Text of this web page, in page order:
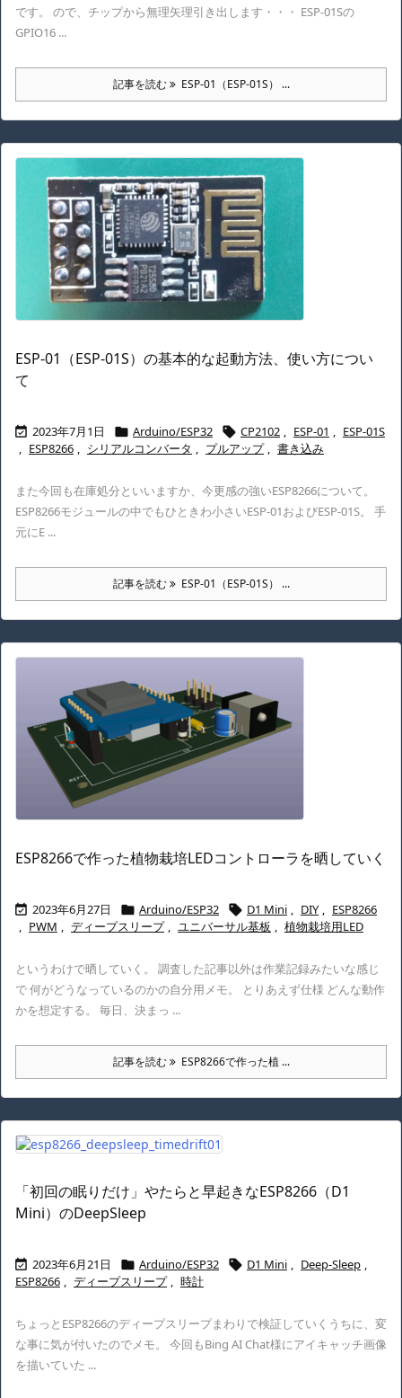
です。 ので、チップから無理矢理引き出します・・・ ESP-01Sの
GPIO16 ...
記事を読む ESP-01（ESP-01S） ...
ESP-01（ESP-01S）の基本的な起動方法、使い方につい
て
 2023年7月1日  Arduino/ESP32  CP2102 , ESP-01 , ESP-01S
, ESP8266 , シリアルコンバータ , プルアップ , 書き込み
また今回も在庫処分といいますか、今更感の強いESP8266について。
ESP8266モジュールの中でもひときわ小さいESP-01およびESP-01S。 手
元にE ...
記事を読む ESP-01（ESP-01S） ...
ESP8266で作った植物栽培LEDコントローラを晒していく
 2023年6月27日  Arduino/ESP32  D1 Mini , DIY , ESP8266
, PWM , ディープスリープ , ユニバーサル基板 , 植物栽培用LED
というわけで晒していく。 調査した記事以外は作業記録みたいな感じ
で 何がどうなっているのかの自分用メモ。 とりあえず仕様 どんな動作
かを想定する。 毎日、決まっ ...
記事を読む ESP8266で作った植 ...
「初回の眠りだけ」やたらと早起きなESP8266（D1
Mini）のDeepSleep
 2023年6月21日  Arduino/ESP32  D1 Mini , Deep-Sleep ,
ESP8266 , ディープスリープ , 時計
ちょっとESP8266のディープスリープまわりで検証していくうちに、変
な事に気が付いたのでメモ。 今回もBing AI Chat様にアイキャッチ画像
を描いていた ...